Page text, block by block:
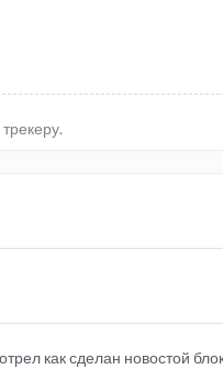
как сделан новостой